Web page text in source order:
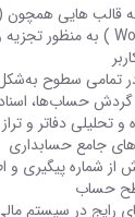
قالب هایی همچون
) به منظور
تمامی سطوح
گردش حساب‌ها،
تحلیلی دفاتر و
جامع حسابداری
از شماره پیگیری و
حساب
رایج در سیستم